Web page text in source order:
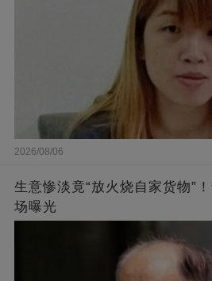
2026/08/06
生意惨淡竟“放火烧自家货物”
场曝光